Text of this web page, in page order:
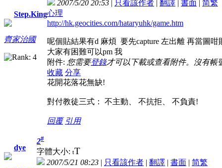
Step.King
齊家治國
2007/5/20 20:53 | 只看該作者 | 翻譯 | 書面 | 简繁
心理
http://hk.geocities.com/hataryuhk/game.htm
呢個貼結果有d 麻煩 要先capture 左出離 再當圖咁
大家有困難可以pm 我
附件: 您需要登錄才可以下載或查看附件。沒有帳
收藏 分享
花開花落花無缺!
對付教徒三式： 不主動、 不抗拒、 不負責!
回覆 引用
dye
2#
字體大小: tT
2007/5/21 08:23 | 只看該作者 | 翻譯 | 書面 | 简繁